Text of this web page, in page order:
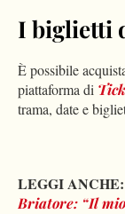
I biglietti
È possibile
piattaforma di
trama, date e
LEGGI
Briatore: “Il